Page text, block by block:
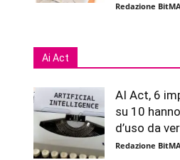
Redazione
Ai Act
AI Act, 6
su 10
d’uso da
Redazione